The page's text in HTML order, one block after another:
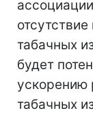
табачных
будет
ускорению
табачных